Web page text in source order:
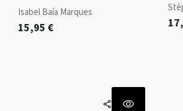
Isabel Baía Marques
15,95 €